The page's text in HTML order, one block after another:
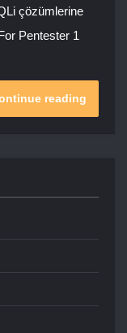
çözümlerine
Pentester 1
reading